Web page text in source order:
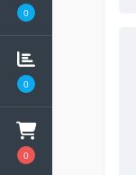
0
0
0